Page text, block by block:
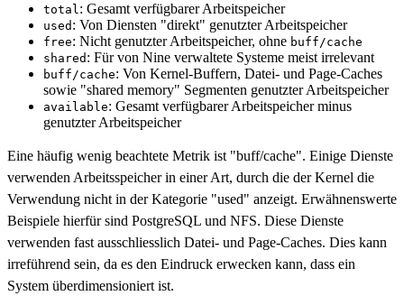
total: Gesamt verfügbarer Arbeitspeicher
used : Von Diensten "direkt" genutzter Arbeitspeicher
free: Nicht genutzter Arbeitspeicher, ohne buff/cache
shared : Für von Nine verwaltete Systeme meist irrelevant
buff/cache: Von Kernel-Buffern, Datei- und Page-Caches
sowie "shared memory" Segmenten genutzter Arbeitspeicher
available: Gesamt verfügbarer Arbeitspeicher minus
genutzter Arbeitspeicher
Eine häufig wenig beachtete Metrik ist "buff/cache". Einige Dienste
verwenden Arbeitsspeicher in einer Art, durch die der Kernel die
Verwendung nicht in der Kategorie "used" anzeigt. Erwähnenswerte
Beispiele hierfür sind PostgreSQL und NFS. Diese Dienste
verwenden fast ausschliesslich Datei- und Page-Caches. Dies kann
irreführend sein, da es den Eindruck erwecken kann, dass ein
System überdimensioniert ist.